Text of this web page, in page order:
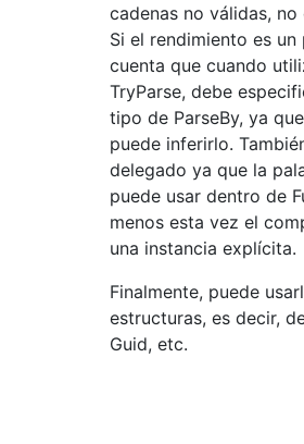
cadenas no válidas,
Si el rendimiento es
cuenta que cuando
TryParse, debe
tipo de ParseBy, ya
puede inferirlo.
delegado ya que la
puede usar dentro de
menos esta vez el
una instancia explícita.
Finalmente, puede
estructuras, es decir,
Guid, etc.